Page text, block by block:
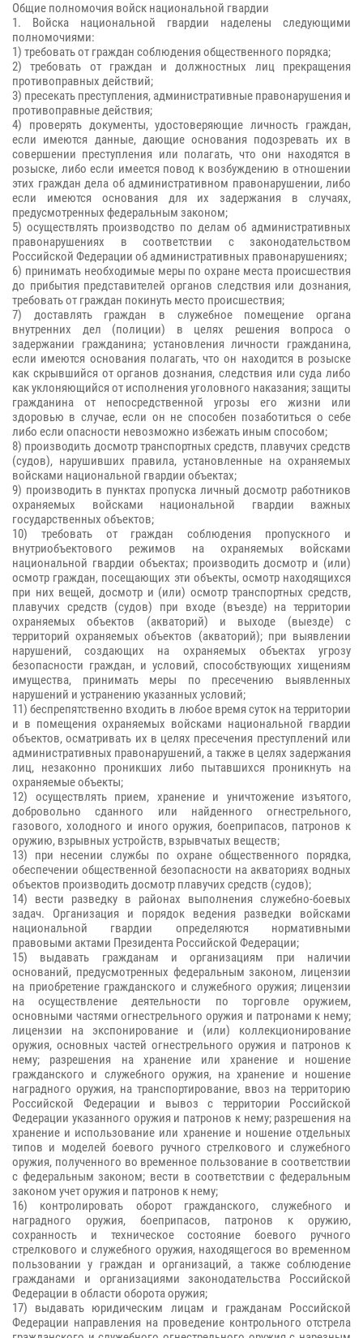
Общие полномочия войск национальной гвардии
1. Войска национальной гвардии наделены следующими
полномочиями:
1) требовать от граждан соблюдения общественного порядка;
2) требовать от граждан и должностных лиц прекращения
противоправных действий;
3) пресекать преступления, административные правонарушения и
противоправные действия;
4) проверять документы, удостоверяющие личность граждан,
если имеются данные, дающие основания подозревать их в
совершении преступления или полагать, что они находятся в
розыске, либо если имеется повод к возбуждению в отношении
этих граждан дела об административном правонарушении, либо
если имеются основания для их задержания в случаях,
предусмотренных федеральным законом;
5) осуществлять производство по делам об административных
правонарушениях в соответствии с законодательством
Российской Федерации об административных правонарушениях;
6) принимать необходимые меры по охране места происшествия
до прибытия представителей органов следствия или дознания,
требовать от граждан покинуть место происшествия;
7) доставлять граждан в служебное помещение органа
внутренних дел (полиции) в целях решения вопроса о
задержании гражданина; установления личности гражданина,
если имеются основания полагать, что он находится в розыске
как скрывшийся от органов дознания, следствия или суда либо
как уклоняющийся от исполнения уголовного наказания; защиты
гражданина от непосредственной угрозы его жизни или
здоровью в случае, если он не способен позаботиться о себе
либо если опасности невозможно избежать иным способом;
8) производить досмотр транспортных средств, плавучих средств
(судов), нарушивших правила, установленные на охраняемых
войсками национальной гвардии объектах;
9) производить в пунктах пропуска личный досмотр работников
охраняемых войсками национальной гвардии важных
государственных объектов;
10) требовать от граждан соблюдения пропускного и
внутриобъектового режимов на охраняемых войсками
национальной гвардии объектах; производить досмотр и (или)
осмотр граждан, посещающих эти объекты, осмотр находящихся
при них вещей, досмотр и (или) осмотр транспортных средств,
плавучих средств (судов) при входе (въезде) на территории
охраняемых объектов (акваторий) и выходе (выезде) с
территорий охраняемых объектов (акваторий); при выявлении
нарушений, создающих на охраняемых объектах угрозу
безопасности граждан, и условий, способствующих хищениям
имущества, принимать меры по пресечению выявленных
нарушений и устранению указанных условий;
11) беспрепятственно входить в любое время суток на территории
и в помещения охраняемых войсками национальной гвардии
объектов, осматривать их в целях пресечения преступлений или
административных правонарушений, а также в целях задержания
лиц, незаконно проникших либо пытавшихся проникнуть на
охраняемые объекты;
12) осуществлять прием, хранение и уничтожение изъятого,
добровольно сданного или найденного огнестрельного,
газового, холодного и иного оружия, боеприпасов, патронов к
оружию, взрывных устройств, взрывчатых веществ;
13) при несении службы по охране общественного порядка,
обеспечении общественной безопасности на акваториях водных
объектов производить досмотр плавучих средств (судов);
14) вести разведку в районах выполнения служебно-боевых
задач. Организация и порядок ведения разведки войсками
национальной гвардии определяются нормативными
правовыми актами Президента Российской Федерации;
15) выдавать гражданам и организациям при наличии
оснований, предусмотренных федеральным законом, лицензии
на приобретение гражданского и служебного оружия; лицензии
на осуществление деятельности по торговле оружием,
основными частями огнестрельного оружия и патронами к нему;
лицензии на экспонирование и (или) коллекционирование
оружия, основных частей огнестрельного оружия и патронов к
нему; разрешения на хранение или хранение и ношение
гражданского и служебного оружия, на хранение и ношение
наградного оружия, на транспортирование, ввоз на территорию
Российской Федерации и вывоз с территории Российской
Федерации указанного оружия и патронов к нему; разрешения на
хранение и использование или хранение и ношение отдельных
типов и моделей боевого ручного стрелкового и служебного
оружия, полученного во временное пользование в соответствии
с федеральным законом; вести в соответствии с федеральным
законом учет оружия и патронов к нему;
16) контролировать оборот гражданского, служебного и
наградного оружия, боеприпасов, патронов к оружию,
сохранность и техническое состояние боевого ручного
стрелкового и служебного оружия, находящегося во временном
пользовании у граждан и организаций, а также соблюдение
гражданами и организациями законодательства Российской
Федерации в области оборота оружия;
17) выдавать юридическим лицам и гражданам Российской
Федерации направления на проведение контрольного отстрела